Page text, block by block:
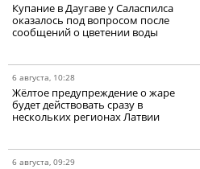
Купание в Даугаве у Саласпилса
оказалось под вопросом после
сообщений о цветении воды
6 августа, 10:28
Жёлтое предупреждение о жаре
будет действовать сразу в
нескольких регионах Латвии
6 августа, 09:29